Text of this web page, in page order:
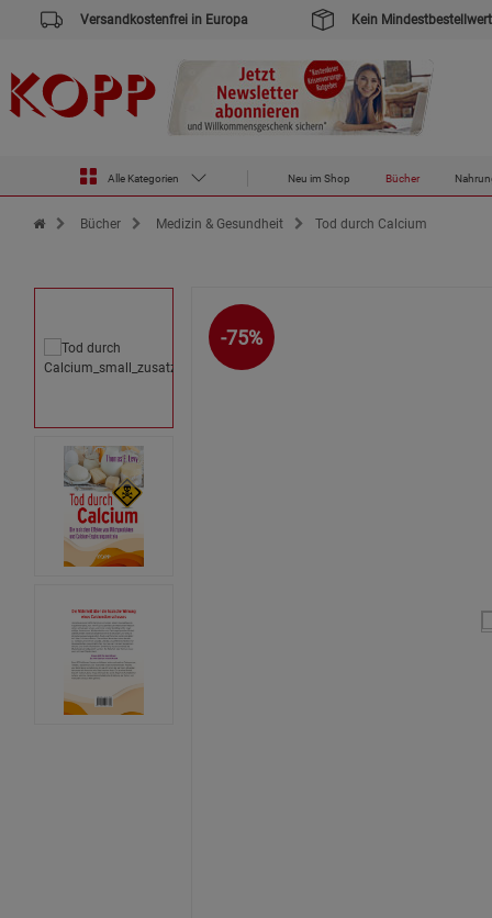
Versandkostenfrei in Europa Kein Mindestbestellwert
Alle Kategorien Neu im Shop Bücher
Zur Startseite des Kopp Verlag Online-Shop
Bücher Medizin & Gesundheit Tod durch Calcium
-75%